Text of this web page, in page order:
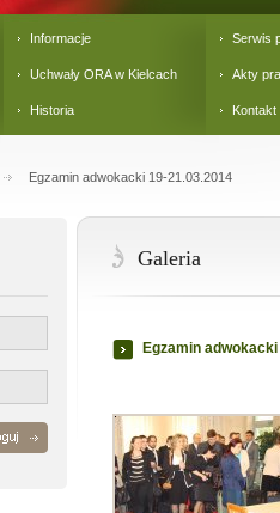
Informacje
Uchwały ORA w Kielcach
Historia
Serwis
Akty
Kontakt
Egzamin adwokacki 19-21.03.2014
Galeria
Egzamin